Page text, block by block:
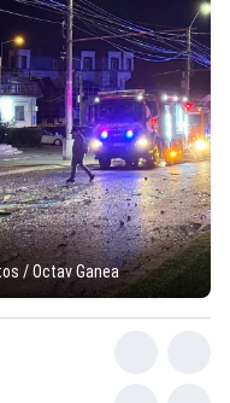
/ Octav Ganea